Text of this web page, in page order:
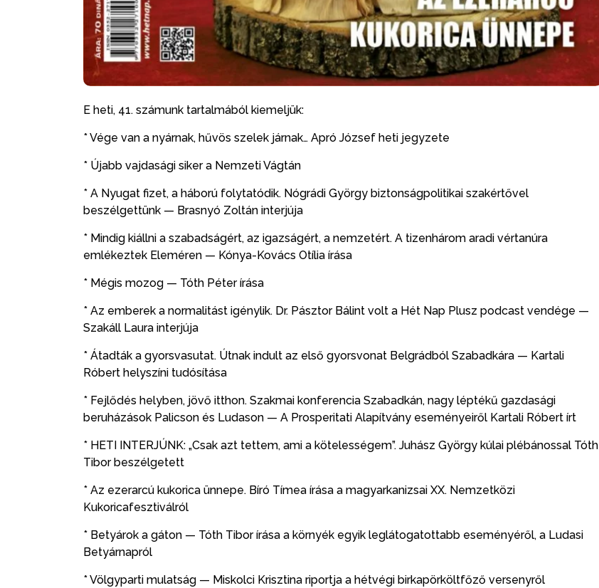
E heti, 41. számunk tartalmából kiemeljük:
* Vége van a nyárnak, hűvös szelek járnak… Apró József heti jegyzete
* Újabb vajdasági siker a Nemzeti Vágtán
* A Nyugat fizet, a háború folytatódik. Nógrádi György biztonságpolitikai szakértővel
beszélgettünk — Brasnyó Zoltán interjúja
* Mindig kiállni a szabadságért, az igazságért, a nemzetért. A tizenhárom aradi vértanúra
emlékeztek Eleméren — Kónya-Kovács Otília írása
* Mégis mozog — Tóth Péter írása
* Az emberek a normalitást igénylik. Dr. Pásztor Bálint volt a Hét Nap Plusz podcast vendége —
Szakáll Laura interjúja
* Átadták a gyorsvasutat. Útnak indult az első gyorsvonat Belgrádból Szabadkára — Kartali
Róbert helyszíni tudósítása
* Fejlődés helyben, jövő itthon. Szakmai konferencia Szabadkán, nagy léptékű gazdasági
beruházások Palicson és Ludason — A Prosperitati Alapítvány eseményeiről Kartali Róbert írt
* HETI INTERJÚNK: „Csak azt tettem, ami a kötelességem”. Juhász György kúlai plébánossal Tóth
Tibor beszélgetett
* Az ezerarcú kukorica ünnepe. Bíró Tímea írása a magyarkanizsai XX. Nemzetközi
Kukoricafesztiválról
* Betyárok a gáton — Tóth Tibor írása a környék egyik leglátogatottabb eseményéről, a Ludasi
Betyárnapról
* Völgyparti mulatság — Miskolci Krisztina riportja a hétvégi birkapörköltfőző versenyről